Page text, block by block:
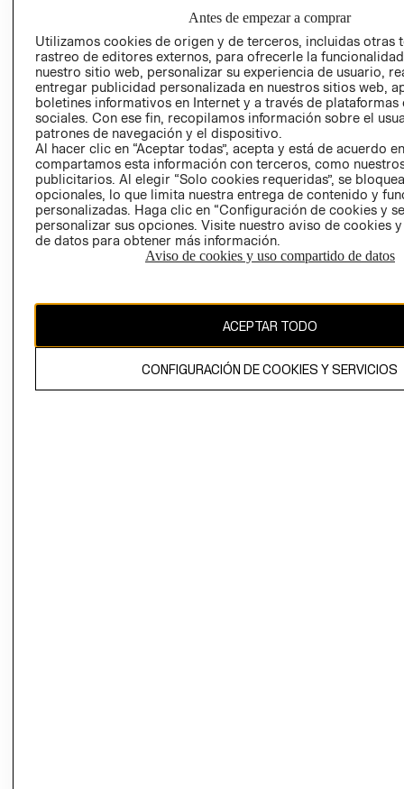
RESPONSABILIDAD
SOCIAL
PRENSA
RELACIÓN CON
INVERSIONISTAS
POLÍTICA
EMPRESARIAL
NUESTRAS
TIENDAS
- RETIRO EN
TIENDA
TÉRMINOS Y
AVISO DE
PRIVACIDAD
GIFT CARD
AVISO DE
COOKIES
Antes de empezar a comprar
Utilizamos cookies de origen y de terceros, incluidas otras
rastreo de editores externos, para ofrecerle la
nuestro sitio web, personalizar su experiencia de usuario,
entregar publicidad personalizada en nuestros sitios web,
boletines informativos en Internet y a través de plataformas
sociales. Con ese fin, recopilamos información sobre el
patrones de navegación y el dispositivo.
Al hacer clic en “Aceptar todas”, acepta y está de acuerdo
compartamos esta información con terceros, como
publicitarios. Al elegir “Solo cookies requeridas”, se
opcionales, lo que limita nuestra entrega de contenido y
personalizadas. Haga clic en “Configuración de cookies y
personalizar sus opciones. Visite nuestro aviso de cookies
de datos para obtener más información.
Aviso de cookies y uso compartido de datos
ACEPTAR TODO
CONFIGURACIÓN DE COOKIES Y SERVICIOS